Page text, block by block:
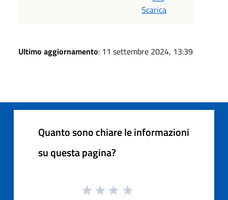
Scarica
Ultimo aggiornamento: 11 settembre 2024, 13:39
Quanto sono chiare le informazioni
su questa pagina?